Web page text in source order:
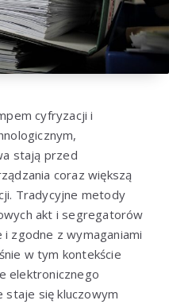
cyfryzacji i
stają przed
coraz większą
Tradycyjne metody
akt i segregatorów
zgodne z wymaganiami
w tym kontekście
elektronicznego
staje się kluczowym